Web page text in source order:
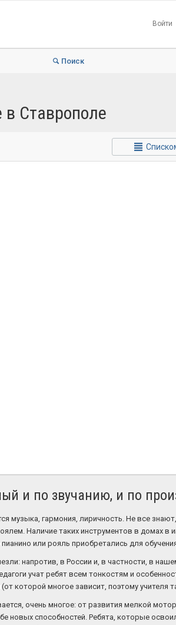
Войти
Поиск
в Ставрополе
и по звучанию, и по
музыка, гармония, лиричность. Не все
Наличие таких инструментов в домах в
или рояль приобретались для
напротив, в России и, в частности, в
учат ребят всем тонкостям и
которой многое зависит, поэтому учителя
очень многое: от развития мелкой
способностей. Ребята, которые